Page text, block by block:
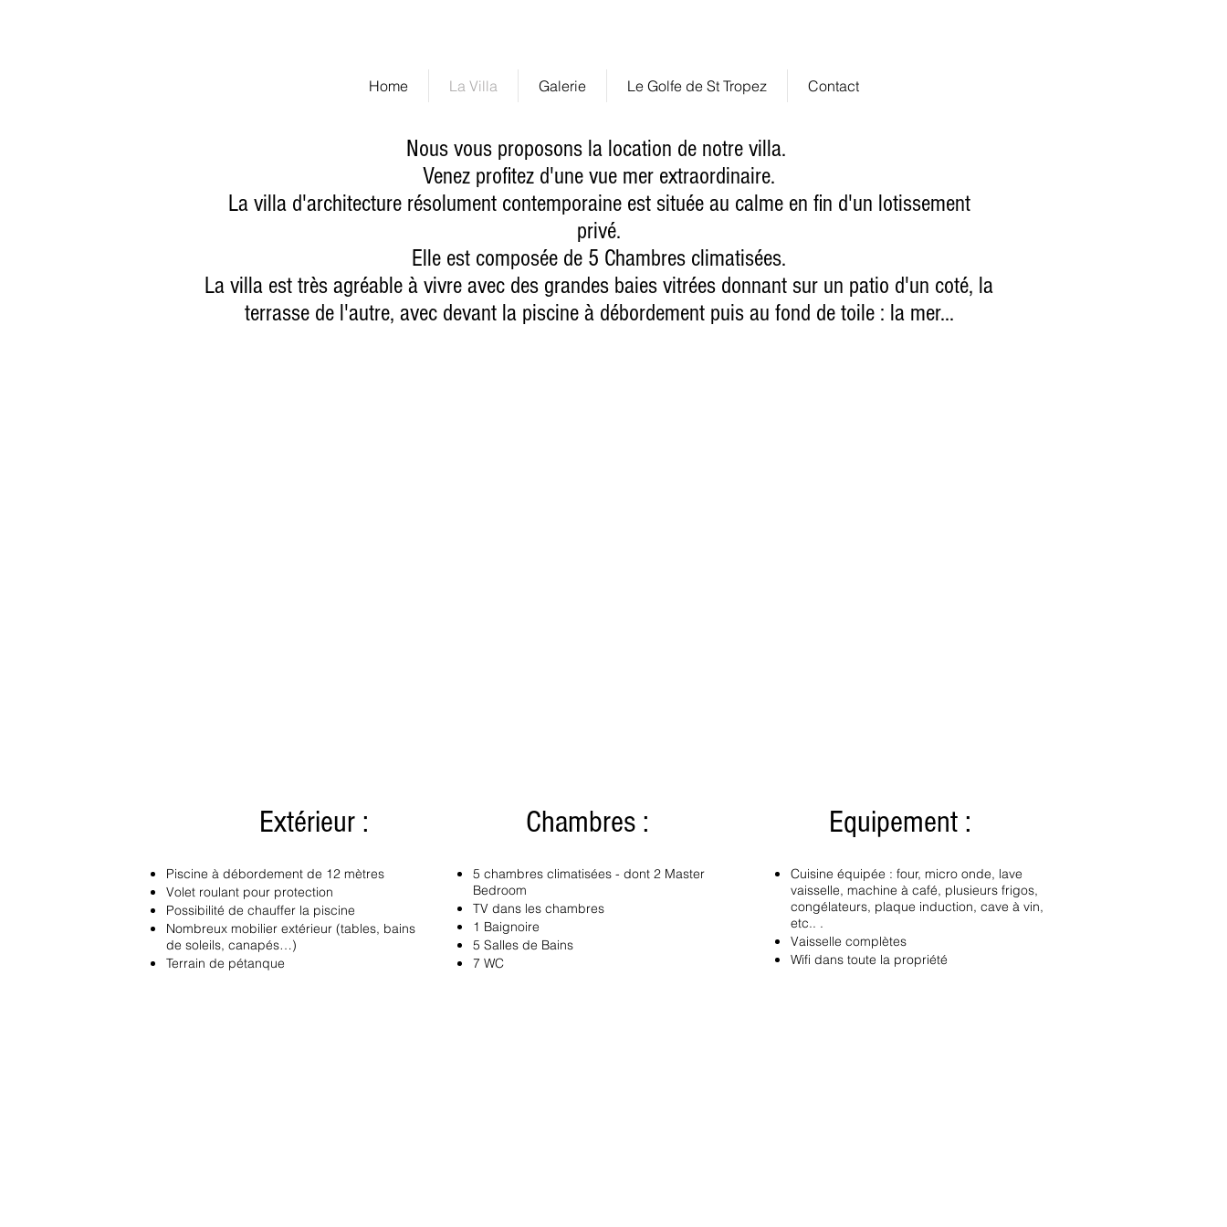
Home La Villa Galerie Le Golfe de St Tropez Contact
Nous vous proposons la location de notre villa.
Venez profitez d'une vue mer extraordinaire.
La villa d'architecture résolument contemporaine est située au calme en fin d'un lotissement
privé.
Elle est composée de 5 Chambres climatisées.
La villa est très agréable à vivre avec des grandes baies vitrées donnant sur un patio d'un coté, la
terrasse de l'autre, avec devant la piscine à débordement puis au fond de toile : la mer...
Extérieur : Chambres : Equipement :
Piscine à débordement de 12 mètres
Volet roulant pour protection
Possibilité de chauffer la piscine
Nombreux mobilier extérieur (tables, bains
de soleils, canapés…)
Terrain de pétanque
5 chambres climatisées - dont 2 Master
Bedroom
TV dans les chambres
1 Baignoire
5 Salles de Bains
7 WC
Cuisine équipée : four, micro onde, lave
vaisselle, machine à café, plusieurs frigos,
congélateurs, plaque induction, cave à vin,
etc.. .
Vaisselle complètes
Wifi dans toute la propriété